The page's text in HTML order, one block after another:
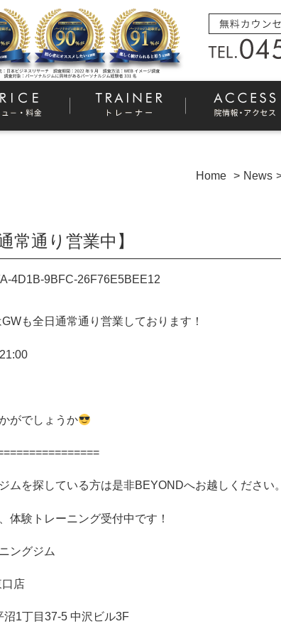
Home News
常通り営業中】
GWも全日通常通り営業しております！
がでしょうか
ムを探している方は是非BEYONDへお越しください。
体験トレーニング受付中です！
ングジム
店
沼1丁目 37-5 中沢ビル3F